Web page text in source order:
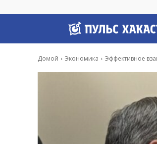
Домой Экономика Эффективное